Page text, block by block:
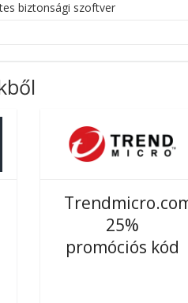
biztonsági szoftver
25%
promóciós kód